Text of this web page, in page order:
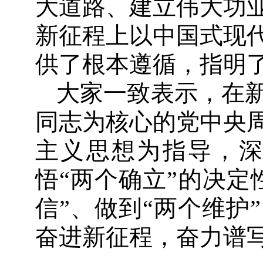
大道路、建立伟大功
新征程上以中国式现
供了根本遵循，指明
大家一致表示，在
同志为核心的党中央
主义思想为指导，
悟“两个确立”的决定
信”、做到“两个维护
奋进新征程，奋力谱